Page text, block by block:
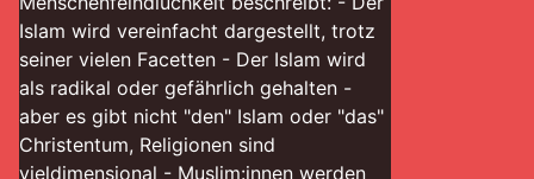
Islam wird vereinfacht dargestellt, trotz
seiner vielen Facetten - Der Islam wird
als radikal oder gefährlich gehalten -
aber es gibt nicht "den" Islam oder "das"
Christentum, Religionen sind
vieldimensional - Muslim:innen werden